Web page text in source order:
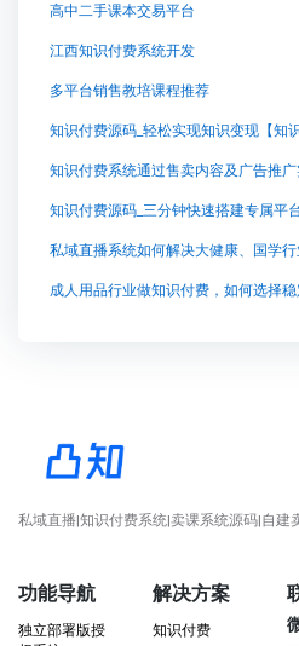
高中二手课本交易平台
江西知识付费系统开发
多平台销售教培课程推荐
知识付费系统通过售卖内容及广告推广
知识付费源码_三分钟快速搭建专属平
成人用品行业做知识付费，如何选择
私域直播|知识付费系统|卖课系统源码|自建
功能导航
独立部署版授
解决方案
知识付费